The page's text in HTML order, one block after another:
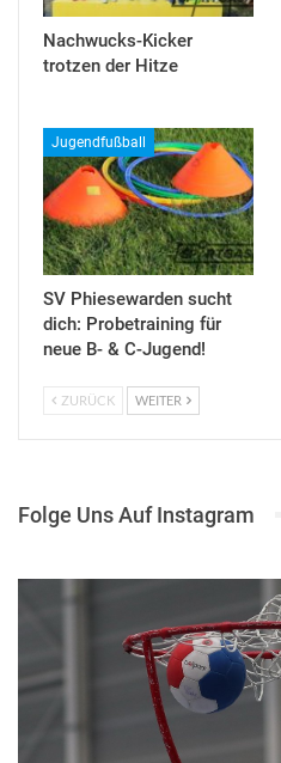
Nachwucks-Kicker
trotzen der Hitze
Jugendfußball
SV Phiesewarden sucht
dich: Probetraining für
neue B- & C-Jugend!
ZURÜCK WEITER
Folge Uns Auf Instagram